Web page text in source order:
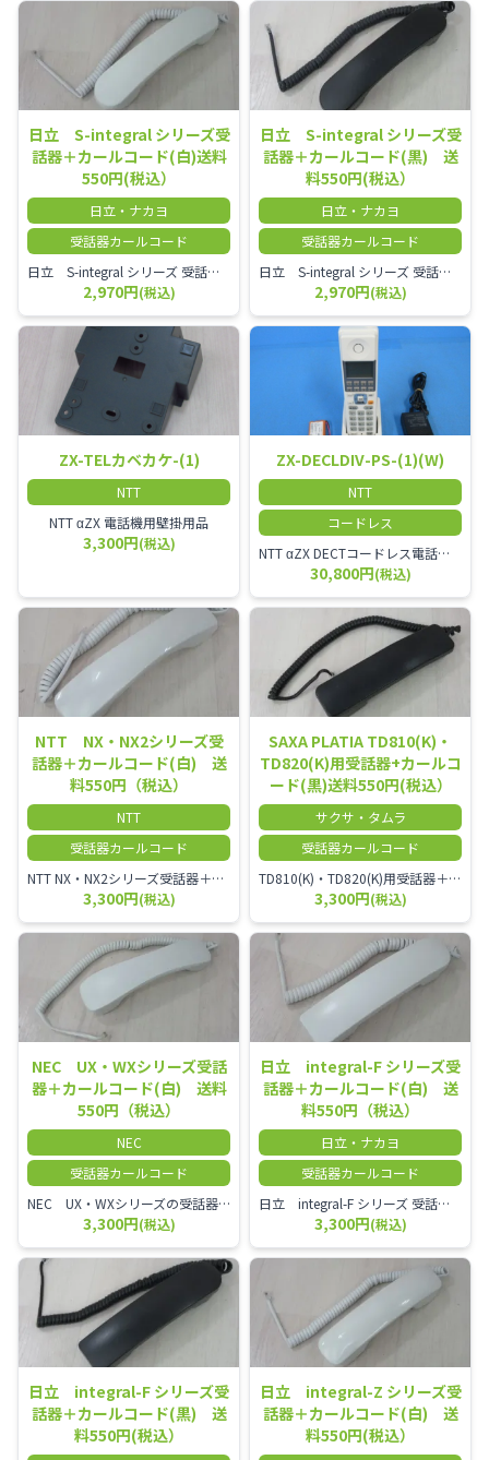
日立 S-integral シリーズ受
話器＋カールコード(白)送料
550円(税込）
日立・ナカヨ
受話器カールコード
日立 S-integral シリーズ 受話器＋カールコード セット（白）／本商品は中古品となります。 写真では分かりにくいキズ・汚れなどの使用感があります。 経年変化で日焼けの色味が強くなる場合がございます。 予めご理解・ご了承頂きますようお願いいたします。
2,970円(税込)
日立 S-integral シリーズ受
話器＋カールコード(黒) 送
料550円(税込）
日立・ナカヨ
受話器カールコード
日立 S-integral シリーズ 受話器＋カールコード セット（黒）／本商品は中古品となります。 写真では分かりにくいキズ・汚れなどの使用感があります。 経年変化で日焼けの色味が強くなる場合がございます。 予めご理解・ご了承頂きますようお願いいたします。
2,970円(税込)
ZX-TELカベカケ-(1)
NTT
NTT αZX 電話機用壁掛用品
3,300円(税込)
ZX-DECLDIV-PS-(1)(W)
NTT
コードレス
NTT αZX DECTコードレス電話機(ダイバーシティ方式)
30,800円(税込)
NTT NX・NX2シリーズ受
話器＋カールコード(白) 送
料550円（税込）
NTT
受話器カールコード
NTT NX・NX2シリーズ受話器＋カールコード
3,300円(税込)
SAXA PLATIA TD810(K)・
TD820(K)用受話器+カールコ
ード(黒)送料550円(税込）
サクサ・タムラ
受話器カールコード
TD810(K)・TD820(K)用受話器＋カールコード セット／本商品は中古品となります。 写真では分かりにくいキズ・汚れなどの使用感があります。 予めご理解・ご了承頂きますようお願いいたします。
3,300円(税込)
NEC UX・WXシリーズ受話
器＋カールコード(白) 送料
550円（税込）
NEC
受話器カールコード
NEC UX・WXシリーズの受話器とカールコードセット／本商品は中古品となります。 写真では分かりにくいキズ・汚れなどの使用感があります。 経年変化で日焼けの色味が強くなる場合がございます。 予めご理解・ご了承頂きますようお願いいたします。
3,300円(税込)
日立 integral-F シリーズ受
話器＋カールコード(白) 送
料550円（税込）
日立・ナカヨ
受話器カールコード
日立 integral-F シリーズ 受話器＋カールコード セット（白）／本商品は中古品となります。 写真では分かりにくいキズ・汚れなどの使用感があります。 経年変化で日焼けの色味が強くなる場合がございます。 予めご理解・ご了承頂きますようお願いいたします。
3,300円(税込)
日立 integral-F シリーズ受
話器＋カールコード(黒) 送
料550円(税込）
日立 integral-Z シリーズ受
話器＋カールコード(白) 送
料550円(税込）